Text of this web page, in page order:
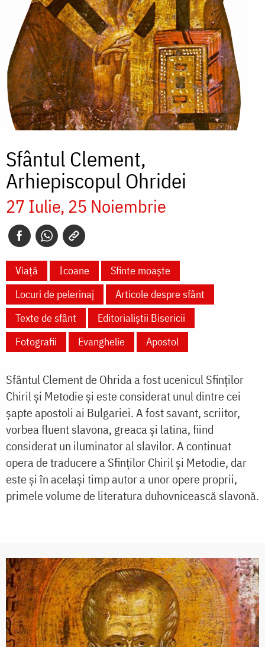
Sfântul Clement,
Arhiepiscopul Ohridei
27 Iulie 25 Noiembrie
Viață Icoane
Sfinte moaște
Locuri de pelerinaj
Articole despre sfânt
Texte de sfânt
Editorialiștii Bisericii
Fotografii
Evanghelie Apostol
Sfântul Clement de Ohrida a fost ucenicul Sfinților
Chiril și Metodie și este considerat unul dintre cei
șapte apostoli ai Bulgariei. A fost savant, scriitor,
vorbea fluent slavona, greaca și latina, fiind
considerat un iluminator al slavilor. A continuat
opera de traducere a Sfinților Chiril și Metodie, dar
este și în același timp autor a unor opere proprii,
primele volume de literatura duhovnicească slavonă.